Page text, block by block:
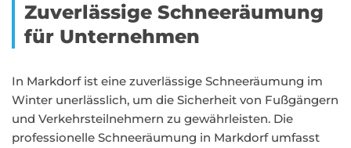
Zuverlässige Schneeräumung
für Unternehmen
In Markdorf ist eine zuverlässige Schneeräumung im
Winter unerlässlich, um die Sicherheit von Fußgängern
und Verkehrsteilnehmern zu gewährleisten. Die
professionelle Schneeräumung in Markdorf umfasst